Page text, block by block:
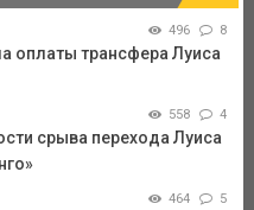
496 8
оплаты трансфера Луиса
558 4
срыва перехода Луиса
464 5